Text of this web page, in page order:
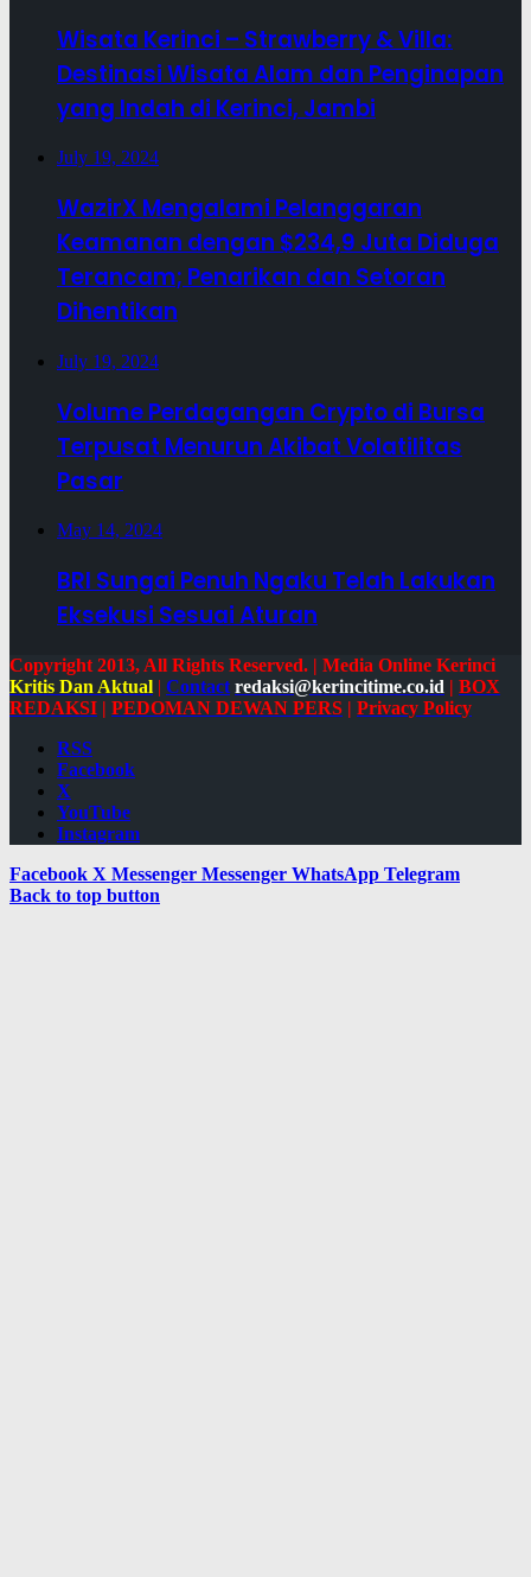
Wisata Kerinci – Strawberry & Villa:
Destinasi Wisata Alam dan Penginapan
yang Indah di Kerinci, Jambi
July 19, 2024
WazirX Mengalami Pelanggaran
Keamanan dengan $234,9 Juta Diduga
Terancam; Penarikan dan Setoran
Dihentikan
July 19, 2024
Volume Perdagangan Crypto di Bursa
Terpusat Menurun Akibat Volatilitas
Pasar
May 14, 2024
BRI Sungai Penuh Ngaku Telah Lakukan
Eksekusi Sesuai Aturan
Copyright 2013, All Rights Reserved. | Media Online Kerinci
Kritis Dan Aktual | Contact redaksi@kerincitime.co.id | BOX
REDAKSI | PEDOMAN DEWAN PERS | Privacy Policy
RSS
Facebook
X
YouTube
Instagram
Facebook X Messenger Messenger WhatsApp Telegram
Back to top button